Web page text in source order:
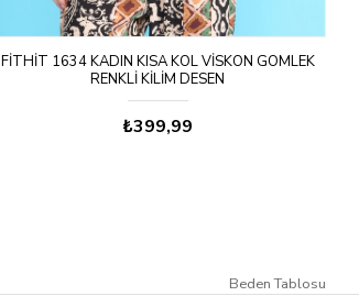
FITHIT 1634 KADIN KISA KOL VISKON GÖMLEK
RENKLI KILIM DESEN
₺399,99
Beden Tablosu